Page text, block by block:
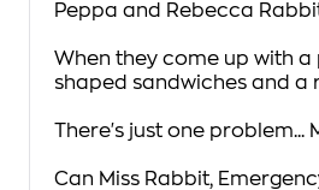
Peppa and Rebecca
When they come up with
shaped sandwiches and a
There's just one problem...
Can Miss Rabbit,